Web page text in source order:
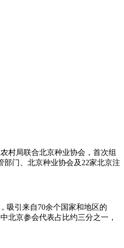
村局联合北京种业协会，首次组
部门、北京种业协会及 22家北京注
吸引来自70余个国家和地区的
北京参会代表占比约三分之一，